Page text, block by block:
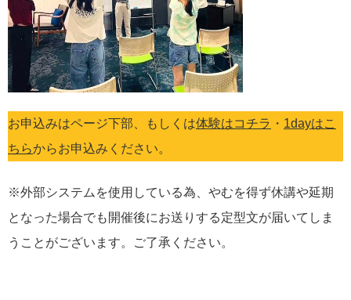
お申込みはページ下部、もしくは体験はコチラ ・ 1dayはこ
ちらからお申込みください。
※外部システムを使用している為、やむを得ず休講や延期
となった場合でも開催後にお送りする定型文が届いてしま
うことがございます。ご了承ください。